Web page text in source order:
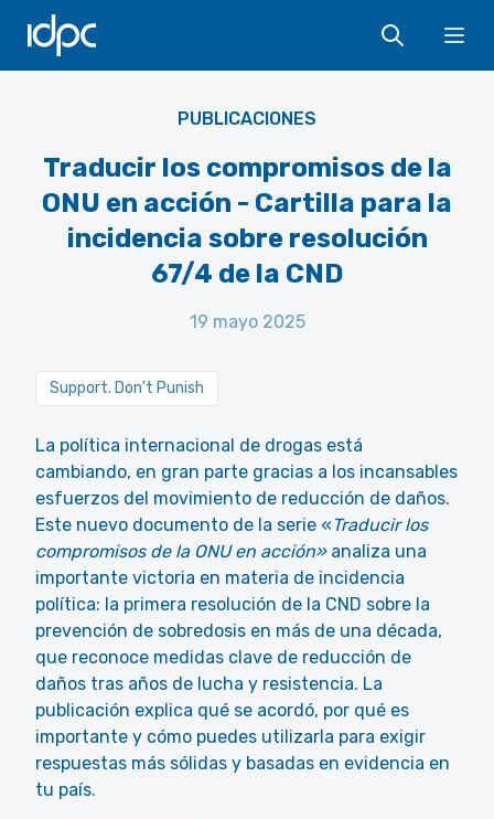
IDPC
PUBLICACIONES
Traducir los compromisos de la
ONU en acción - Cartilla para la
incidencia sobre resolución
67/4 de la CND
19 mayo 2025
Support. Don't Punish
La política internacional de drogas está
cambiando, en gran parte gracias a los incansables
esfuerzos del movimiento de reducción de daños.
Este nuevo documento de la serie « Traducir los
compromisos de la ONU en acción»analiza una
importante victoria en materia de incidencia
política: la primera resolución de la CND sobre la
prevención de sobredosis en más de una década,
que reconoce medidas clave de reducción de
daños tras años de lucha y resistencia. La
publicación explica qué se acordó, por qué es
importante y cómo puedes utilizarla para exigir
respuestas más sólidas y basadas en evidencia en
tu país.